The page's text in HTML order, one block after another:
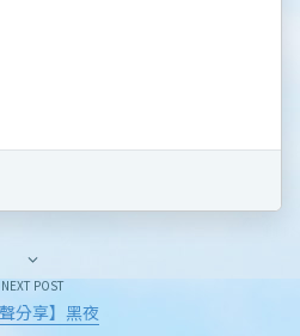
NEXT POST
聲分享】黑夜